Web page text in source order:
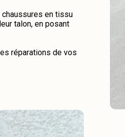
en tissu
talon, en posant
réparations de vos